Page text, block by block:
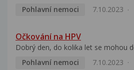
Pohlavní nemoci
7.10.2023
Očkování na HPV
Dobrý den, do kolika let se mohou
Pohlavní nemoci
7.10.2023